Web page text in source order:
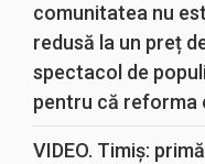
comunitatea nu
redusă la un preț
spectacol de
pentru că reforma
VIDEO. Timiș: